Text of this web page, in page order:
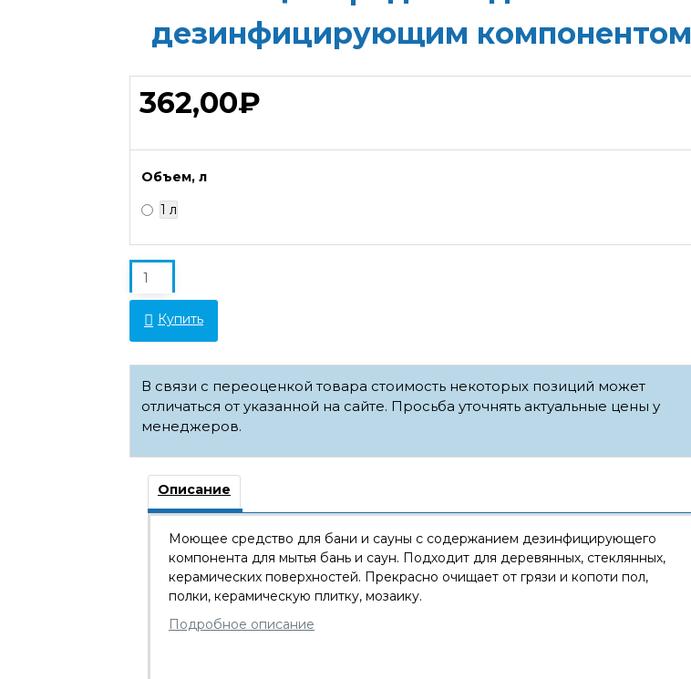
дезинфицирующим компонентом
362,00₽
Объем, л
1 л
Купить
В связи с переоценкой товара стоимость некоторых позиций может
отличаться от указанной на сайте. Просьба уточнять актуальные цены у
менеджеров.
Описание
Моющее средство для бани и сауны с содержанием дезинфицирующего
компонента для мытья бань и саун. Подходит для деревянных, стеклянных,
керамических поверхностей. Прекрасно очищает от грязи и копоти пол,
полки, керамическую плитку, мозаику.
Подробное описание